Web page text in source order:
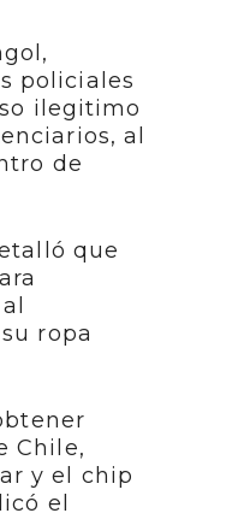
policiales
ilegitimo
al
de
que
ropa
Chile,
y el chip
el